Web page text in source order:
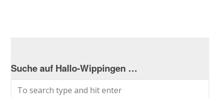
Suche auf Hallo-Wippingen …